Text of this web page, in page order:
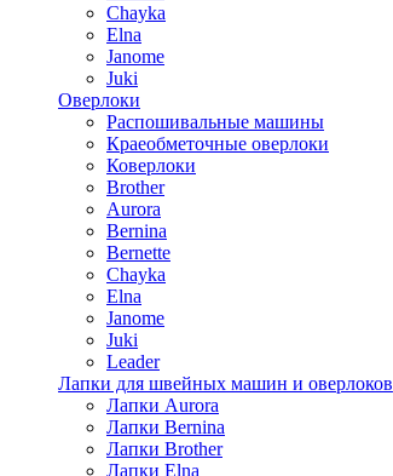
Chayka
Elna
Janome
Juki
Оверлоки
Распошивальные машины
Краеобметочные оверлоки
Коверлоки
Brother
Aurora
Bernina
Bernette
Chayka
Elna
Janome
Juki
Leader
Лапки для швейных машин и оверлоков
Лапки Aurora
Лапки Bernina
Лапки Brother
Лапки Elna